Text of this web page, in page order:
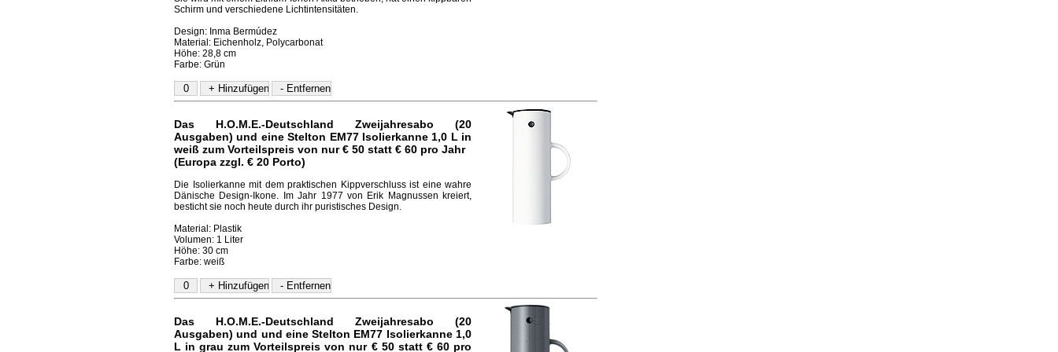
Schirm und verschiedene Lichtintensitäten.
Design: Inma Bermúdez
Material: Eichenholz, Polycarbonat
Höhe: 28,8 cm
Farbe: Grün
Das H.O.M.E.-Deutschland Zweijahresabo (20
Ausgaben) und eine Stelton EM77 Isolierkanne 1,0 L in
weiß zum Vorteilspreis von nur € 50 statt € 60 pro Jahr
(Europa zzgl. € 20 Porto)
Die Isolierkanne mit dem praktischen Kippverschluss ist eine wahre
Dänische Design-Ikone. Im Jahr 1977 von Erik Magnussen kreiert,
besticht sie noch heute durch ihr puristisches Design.
Material: Plastik
Volumen: 1 Liter
Höhe: 30 cm
Farbe: weiß
Das H.O.M.E.-Deutschland Zweijahresabo (20
Ausgaben) und und eine Stelton EM77 Isolierkanne 1,0
L in grauzum Vorteilspreis von nur € 50 statt € 60 pro